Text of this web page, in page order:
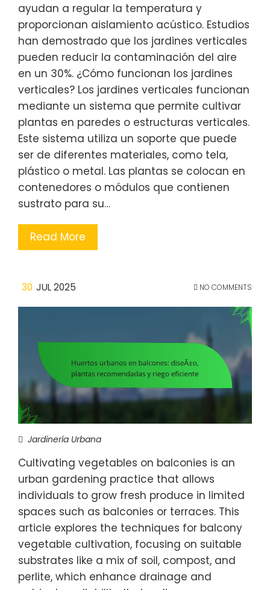
ayudan a regular la temperatura y
proporcionan aislamiento acústico. Estudios
han demostrado que los jardines verticales
pueden reducir la contaminación del aire
en un 30%. ¿Cómo funcionan los jardines
verticales? Los jardines verticales funcionan
mediante un sistema que permite cultivar
plantas en paredes o estructuras verticales.
Este sistema utiliza un soporte que puede
ser de diferentes materiales, como tela,
plástico o metal. Las plantas se colocan en
contenedores o módulos que contienen
sustrato para su…
Read More
30 JUL 2025 NO COMMENTS
Jardinería Urbana
Cultivating vegetables on balconies is an
urban gardening practice that allows
individuals to grow fresh produce in limited
spaces such as balconies or terraces. This
article explores the techniques for balcony
vegetable cultivation, focusing on suitable
substrates like a mix of soil, compost, and
perlite, which enhance drainage and